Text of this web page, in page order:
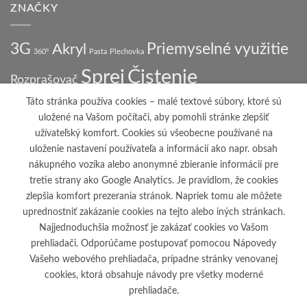
ZNAČKY
3G 360° Akryl Pasta Plechovka Priemyselné využitie
Rozprašovač Sprej Čistenie
PRIHLÁSENIE NA ODBER
Ak chcete dostávať pravidelné informácie o novinkách a
prebiehajúcich akciách produktov, prihláste sa na
odber
noviniek
alebo nám napíšte na adresu:
info@profiprodukt.sk
Visa PayPal
Cash
VŠEOBECNÉ OBCHODNÉ PODMIENKY
Táto stránka používa cookies – malé textové súbory, ktoré sú
uložené na Vašom počítači, aby pomohli stránke zlepšiť
užívateľský komfort. Cookies sú všeobecne používané na
uloženie nastavení používateľa a informácií ako napr. obsah
nákupného vozíka alebo anonymné zbieranie informácií pre
tretie strany ako Google Analytics. Je pravidlom, že cookies
zlepšia komfort prezerania stránok. Napriek tomu ale môžete
uprednostniť zakázanie cookies na tejto alebo iných stránkach.
Najjednoduchšia možnosť je zakázať cookies vo Vašom
prehliadači. Odporúčame postupovať pomocou Nápovedy
Vašeho webového prehliadača, prípadne stránky venovanej
cookies, ktorá obsahuje návody pre všetky moderné
prehliadače.